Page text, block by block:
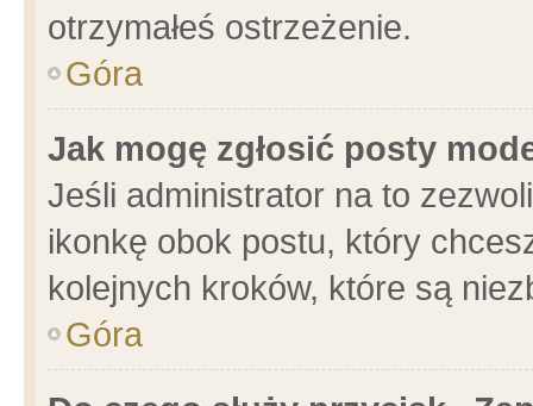
otrzymałeś ostrzeżenie.
Góra
Jak mogę zgłosić posty
Jeśli administrator na to
ikonkę obok postu, który
kolejnych kroków, które są
Góra